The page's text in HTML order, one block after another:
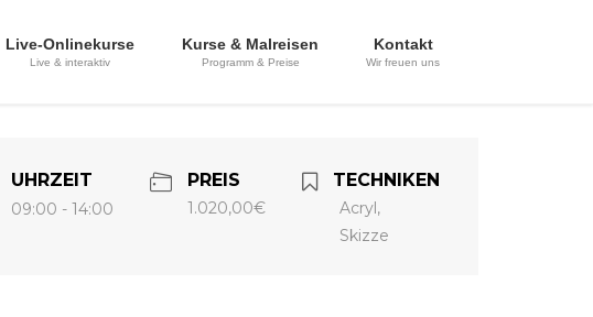
Live-Onlinekurse
Live & interaktiv
Kurse & Malreisen
Programm & Preise
Kontakt
Wir freuen uns
UHRZEIT
09:00 - 14:00
PREIS
1.020,00€
TECHNIKEN
Acryl,
Skizze